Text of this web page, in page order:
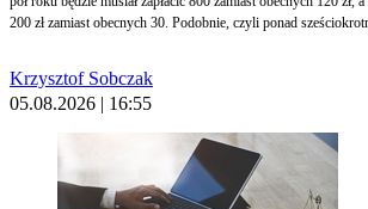
200 zł zamiast obecnych 30. Podobnie, czyli ponad
stronę na 50 zł za każde rozpoczęte 10 stron.
Krzysztof Sobczak
05.08.2026 | 16:55